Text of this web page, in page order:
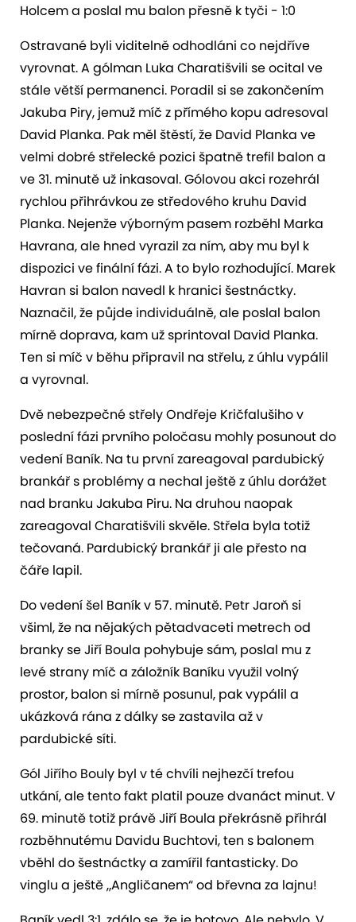
Holcem a poslal mu balon přesně k tyči - 1:0
Ostravané byli viditelně odhodláni co nejdříve
vyrovnat. A gólman Luka Charatišvili se ocital ve
stále větší permanenci. Poradil si se zakončením
Jakuba Piry, jemuž míč z přímého kopu adresoval
David Planka. Pak měl štěstí, že David Planka ve
velmi dobré střelecké pozici špatně trefil balon a
ve 31. minutě už inkasoval. Gólovou akci rozehrál
rychlou přihrávkou ze středového kruhu David
Planka. Nejenže výborným pasem rozběhl Marka
Havrana, ale hned vyrazil za ním, aby mu byl k
dispozici ve finální fázi. A to bylo rozhodující. Marek
Havran si balon navedl k hranici šestnáctky.
Naznačil, že půjde individuálně, ale poslal balon
mírně doprava, kam už sprintoval David Planka.
Ten si míč v běhu připravil na střelu, z úhlu vypálil
a vyrovnal.
Dvě nebezpečné střely Ondřeje Kričfalušiho v
poslední fázi prvního poločasu mohly posunout do
vedení Baník. Na tu první zareagoval pardubický
brankář s problémy a nechal ještě z úhlu dorážet
nad branku Jakuba Piru. Na druhou naopak
zareagoval Charatišvili skvěle. Střela byla totiž
tečovaná. Pardubický brankář ji ale přesto na
čáře lapil.
Do vedení šel Baník v 57. minutě. Petr Jaroň si
všiml, že na nějakých pětadvaceti metrech od
branky se Jiří Boula pohybuje sám, poslal mu z
levé strany míč a záložník Baníku využil volný
prostor, balon si mírně posunul, pak vypálil a
ukázková rána z dálky se zastavila až v
pardubické síti.
Gól Jiřího Bouly byl v té chvíli nejhezčí trefou
utkání, ale tento fakt platil pouze dvanáct minut. V
69. minutě totiž právě Jiří Boula překrásně přihrál
rozběhnutému Davidu Buchtovi, ten s balonem
vběhl do šestnáctky a zamířil fantasticky. Do
vinglu a ještě „Angličanem“ od břevna za lajnu!